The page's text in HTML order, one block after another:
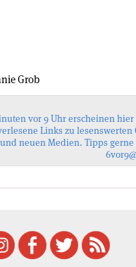
Grob
vor 9 Uhr erscheinen
Links zu lesenswerten
neuen Medien. Tipps gerne
6vor9